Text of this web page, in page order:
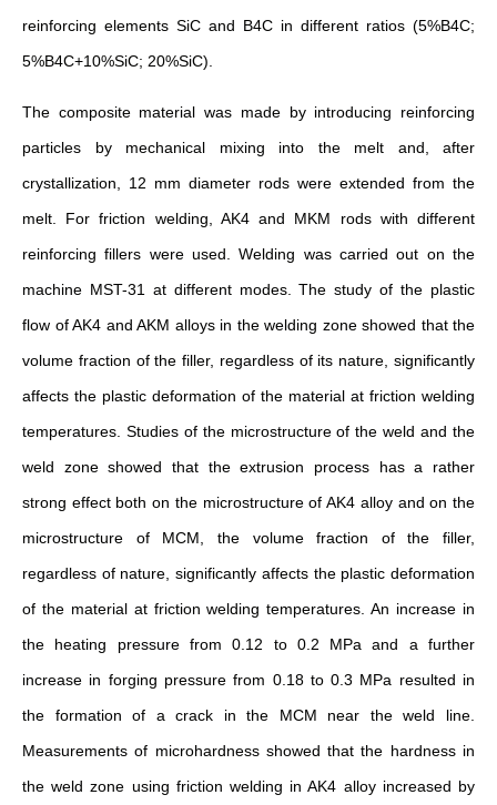
reinforcing elements SiC and B4C in different ratios (5%B4C;
5%B4C+10%SiC; 20%SiC).
The composite material was made by introducing reinforcing
particles by mechanical mixing into the melt and, after
crystallization, 12 mm diameter rods were extended from the
melt. For friction welding, AK4 and MKM rods with different
reinforcing fillers were used. Welding was carried out on the
machine MST-31 at different modes. The study of the plastic
flow of AK4 and AKM alloys in the welding zone showed that the
volume fraction of the filler, regardless of its nature, significantly
affects the plastic deformation of the material at friction welding
temperatures. Studies of the microstructure of the weld and the
weld zone showed that the extrusion process has a rather
strong effect both on the microstructure of AK4 alloy and on the
microstructure of MCM, the volume fraction of the filler,
regardless of nature, significantly affects the plastic deformation
of the material at friction welding temperatures. An increase in
the heating pressure from 0.12 to 0.2 MPa and a further
increase in forging pressure from 0.18 to 0.3 MPa resulted in
the formation of a crack in the MCM near the weld line.
Measurements of microhardness showed that the hardness in
the weld zone using friction welding in AK4 alloy increased by